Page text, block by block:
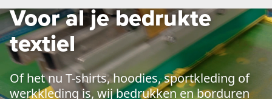
Voor al jebedrukte
textiel
Of het nu T-shirts, hoodies, sportkleding of
werkkleding is, wij bedrukken en borduren